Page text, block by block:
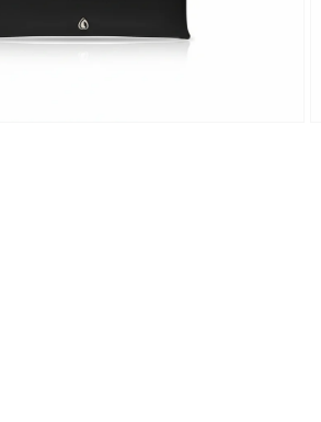
vista
galleria